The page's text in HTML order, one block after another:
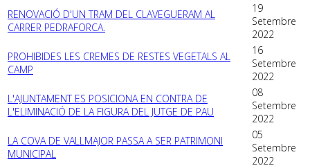
RENOVACIÓ D'UN TRAM DEL CLAVEGUERAM AL
CARRER PEDRAFORCA.
19
Setembre
2022
PROHIBIDES LES CREMES DE RESTES VEGETALS AL
CAMP
16
Setembre
2022
L'AJUNTAMENT ES POSICIONA EN CONTRA DE
L'ELIMINACIÓ DE LA FIGURA DEL JUTGE DE PAU
08
Setembre
2022
LA COVA DE VALLMAJOR PASSA A SER PATRIMONI
MUNICIPAL
05
Setembre
2022